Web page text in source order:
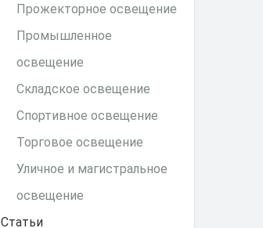
Прожекторное освещение
Промышленное
освещение
Складское освещение
Спортивное освещение
Торговое освещение
Уличное и магистральное
освещение
Статьи